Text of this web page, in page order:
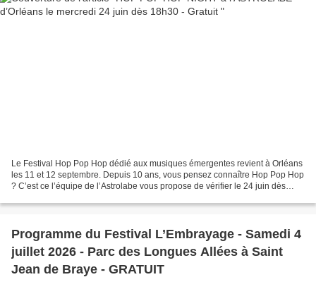
Le Festival Hop Pop Hop dédié aux musiques émergentes revient à Orléans
les 11 et 12 septembre. Depuis 10 ans, vous pensez connaître Hop Pop Hop
? C’est ce l’équipe de l’Astrolabe vous propose de vérifier le 24 juin dès
Programme du Festival L’Embrayage - Samedi 4
juillet 2026 - Parc des Longues Allées à Saint
Jean de Braye - GRATUIT